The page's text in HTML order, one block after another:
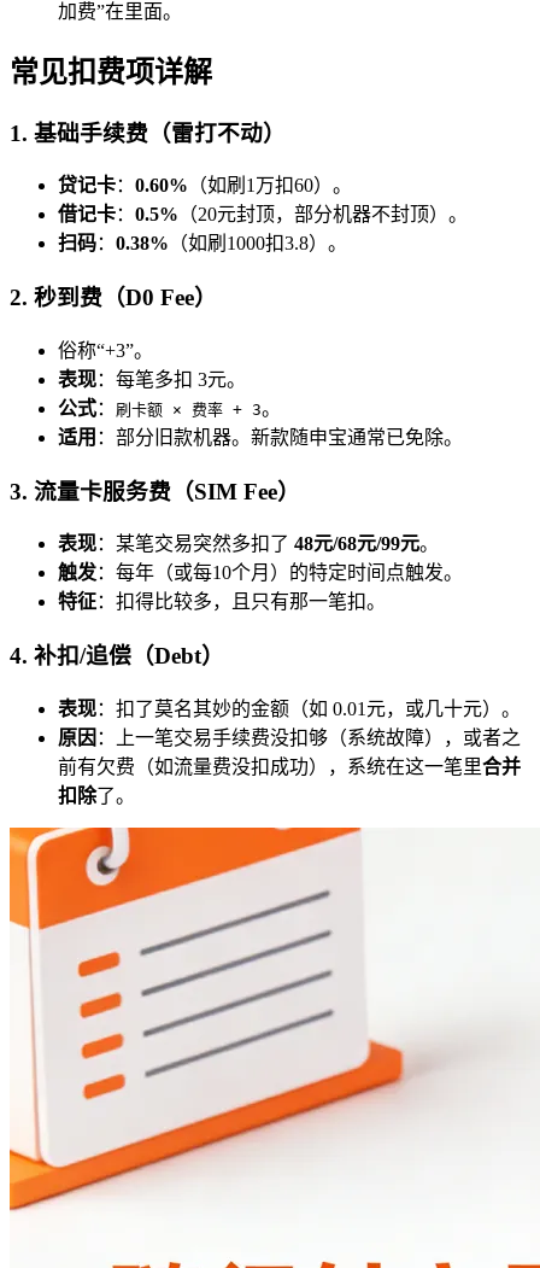
加费”在里面。
常见扣费项详解
1. 基础手续费（雷打不动）
贷记卡： 0.60% （如刷1万扣60）。
借记卡： 0.5% （20元封顶，部分机器不封顶）。
扫码： 0.38% （如刷1000扣3.8）。
2. 秒到费（D0 Fee）
俗称“+3”。
表现：每笔多扣 3元。
公式： 刷卡额 × 费率 + 3。
适用 ：部分旧款机器。新款随申宝通常已免除。
3. 流量卡服务费（SIM Fee）
表现：某笔交易突然多扣了 48元/68元/99元。
触发：每年（或每10个月）的特定时间点触发。
特征：扣得比较多，且只有那一笔扣。
4. 补扣/追偿（Debt）
表现：扣了莫名其妙的金额（如 0.01元，或几十元）。
原因 ：上一笔交易手续费没扣够（系统故障），或者之
前有欠费（如流量费没扣成功），系统在这一笔里合并
扣除了。